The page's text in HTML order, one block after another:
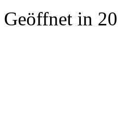
Geöffnet in